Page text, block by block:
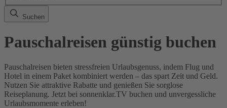
Suchen
Pauschalreisen günstig buchen
Pauschalreisen bieten stressfreien Urlaubsgenuss, indem Flug und
Hotel in einem Paket kombiniert werden – das spart Zeit und Geld.
Nutzen Sie attraktive Rabatte und genießen Sie sorglose
Reiseplanung. Jetzt bei sonnenklar.TV buchen und unvergessliche
Urlaubsmomente erleben!